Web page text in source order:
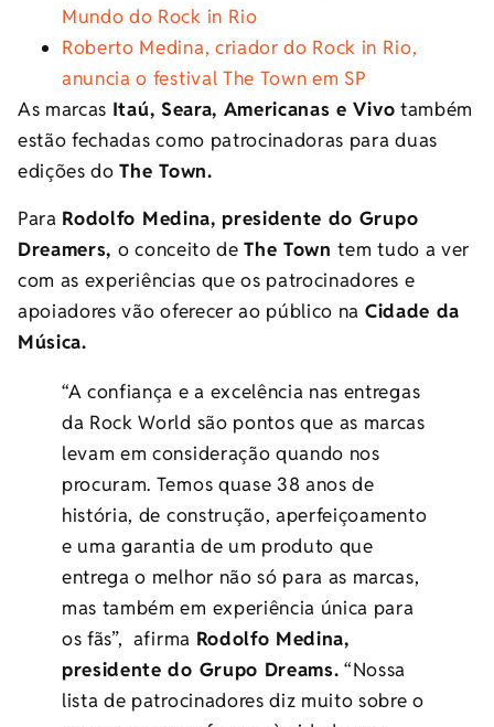
Mundo do Rock in Rio
Roberto Medina, criador do Rock in Rio,
anuncia o festival The Town em SP
As marcas Itaú, Seara, Americanas e Vivo também
estão fechadas como patrocinadoras para duas
edições doThe Town.
Para Rodolfo Medina, presidente do Grupo
Dreamers, o conceito deThe Towntem tudo a ver
com as experiências que os patrocinadores e
apoiadores vão oferecer ao público na Cidade da
Música.
“A confiança e a excelência nas entregas
da Rock World são pontos que as marcas
levam em consideração quando nos
procuram. Temos quase 38 anos de
história, de construção, aperfeiçoamento
e uma garantia de um produto que
entrega o melhor não só para as marcas,
mas também em experiência única para
os fãs”, afirma Rodolfo Medina,
presidente do Grupo Dreams. “Nossa
lista de patrocinadores diz muito sobre o